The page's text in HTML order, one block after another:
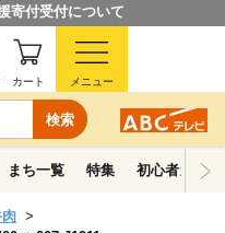
寄付受付について
検索
カート メニュー
まち一覧 特集 初心者ガイド